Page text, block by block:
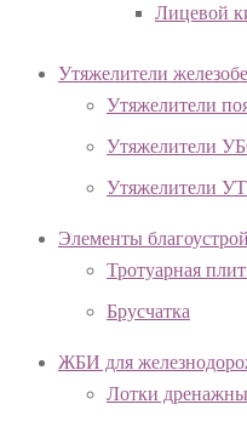
Лицевой
Утяжелители
Утяжелители
Утяжелители
Утяжелители
Элементы
Тротуарная
Брусчатка
ЖБИ для
Лотки